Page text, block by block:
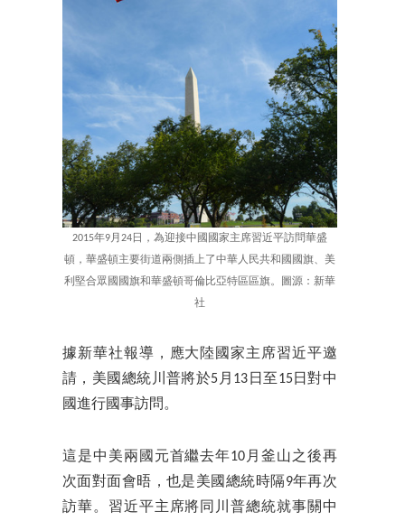
2015年9月24日，為迎接中國國家主席習近平訪問華盛
頓，華盛頓主要街道兩側插上了中華人民共和國國旗、美
利堅合眾國國旗和華盛頓哥倫比亞特區區旗。圖源：新華
社
據新華社報導，應大陸國家主席習近平邀
請，美國總統川普將於5月13日至15日對中
國進行國事訪問。
這是中美兩國元首繼去年10月釜山之後再
次面對面會晤，也是美國總統時隔9年再次
訪華。習近平主席將同川普總統就事關中